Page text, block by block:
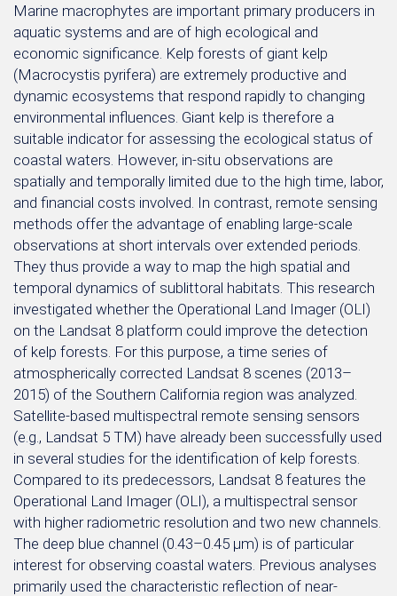
Marine macrophytes are important primary producers in
aquatic systems and are of high ecological and
economic significance. Kelp forests of giant kelp
(Macrocystis pyrifera) are extremely productive and
dynamic ecosystems that respond rapidly to changing
environmental influences. Giant kelp is therefore a
suitable indicator for assessing the ecological status of
coastal waters. However, in-situ observations are
spatially and temporally limited due to the high time, labor,
and financial costs involved. In contrast, remote sensing
methods offer the advantage of enabling large-scale
observations at short intervals over extended periods.
They thus provide a way to map the high spatial and
temporal dynamics of sublittoral habitats. This research
investigated whether the Operational Land Imager (OLI)
on the Landsat 8 platform could improve the detection
of kelp forests. For this purpose, a time series of
atmospherically corrected Landsat 8 scenes (2013–
2015) of the Southern California region was analyzed.
Satellite-based multispectral remote sensing sensors
(e.g., Landsat 5 TM) have already been successfully used
in several studies for the identification of kelp forests.
Compared to its predecessors, Landsat 8 features the
Operational Land Imager (OLI), a multispectral sensor
with higher radiometric resolution and two new channels.
The deep blue channel (0.43–0.45 µm) is of particular
interest for observing coastal waters. Previous analyses
primarily used the characteristic reflection of near-